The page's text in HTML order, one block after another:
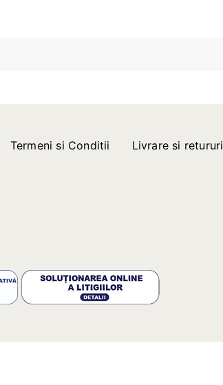
Termeni si Conditii Livrare si retururi